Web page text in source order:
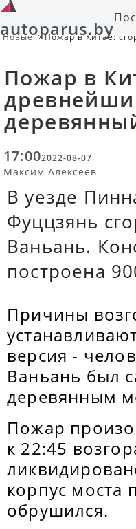
autoparus.by
Новые
Пожар в Китае:
Пожар в
17:002022-08-07
Максим Алексеев
В уезде
Фуццзянь
Ваньань.
построена
Причины
версия -
Ваньань был
деревянным
Пожар
к 22:45
корпус моста
обрушился.